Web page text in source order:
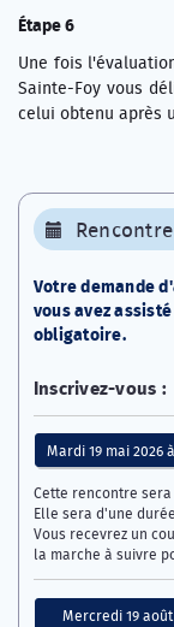
Étape 6
Une fois
Sainte-Foy vous
celui obtenu après
Votre demande
vous avez
obligatoire.
Inscrivez-vous :
Mardi 19 mai 2026
Cette rencontre sera
Elle sera d'une
Vous recevrez un
la marche à suivre
Mercredi 19 août